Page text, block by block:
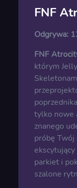
FNF
Odgrywa:
FNF
którym
tylko nowe
znanego
próbę
parkiet i
szalone